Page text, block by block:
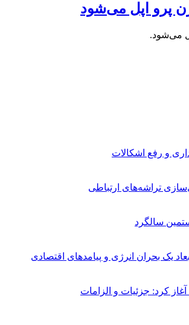
پرو اپل می‌شود
تراشه‌های ارتباطی
سالگرد
یک بحران انرژی و پیامدهای اقتصادی
کرد: جزئیات و الزامات